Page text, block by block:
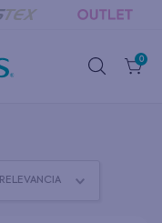
0
RELEVANCIA